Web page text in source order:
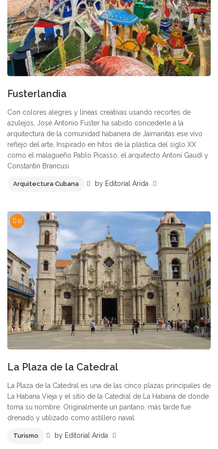
Fusterlandia
Con colores alegres y líneas creativas usando recortes de
azulejos, José Antonio Fuster ha sabido concederle a la
arquitectura de la comunidad habanera de Jaimanitas ese vivo
reflejo del arte, Inspirado en hitos de la plástica del siglo XX
como el malagueño Pablo Picasso, el arquitecto Antoni Gaudí y
Constantin Brancusi
Arquitectura Cubana by Editorial Arida
0
La Plaza de la Catedral
La Plaza de la Catedral es una de las cinco plazas principales de
La Habana Vieja y el sitio de la Catedral de La Habana de donde
toma su nombre. Originalmente un pantano, más tarde fue
drenado y utilizado como astillero naval.
Turismo by Editorial Arida